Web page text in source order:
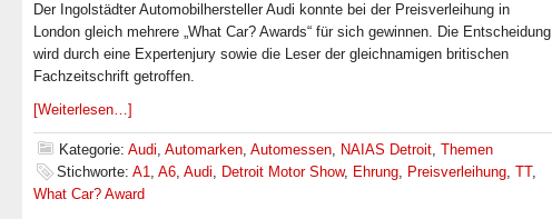
Der Ingolstädter Automobilhersteller Audi konnte bei der Preisverleihung in
London gleich mehrere „What Car? Awards“ für sich gewinnen. Die Entscheidung
wird durch eine Expertenjury sowie die Leser der gleichnamigen britischen
Fachzeitschrift getroffen.
[Weiterlesen…]
Kategorie: Audi, Automarken, Automessen, NAIAS Detroit, Themen
Stichworte: A1, A6, Audi, Detroit Motor Show, Ehrung, Preisverleihung, TT,
What Car? Award